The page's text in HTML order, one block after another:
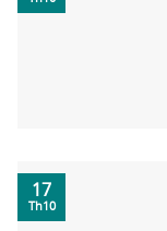
17
Th10